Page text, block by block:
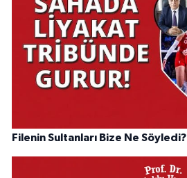
Filenin Sultanları Bize Ne Söyledi?